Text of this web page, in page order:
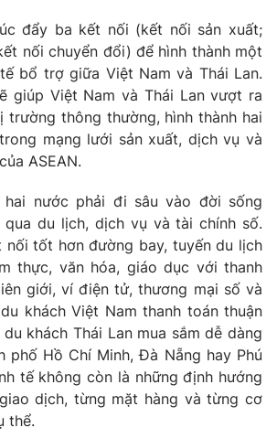
đẩy ba kết nối (kết nối sản xuất;
nối chuyển đổi) để hình thành một
bổ trợ giữa Việt Nam và Thái Lan.
giúp Việt Nam và Thái Lan vượt ra
trường thông thường, hình thành hai
mạng lưới sản xuất, dịch vụ và
ASEAN.
nước phải đi sâu vào đời sống
du lịch, dịch vụ và tài chính số.
nối tốt hơn đường bay, tuyến du lịch
thực, văn hóa, giáo dục với thanh
giới, ví điện tử, thương mại số và
khách Việt Nam thanh toán thuận
khách Thái Lan mua sắm dễ dàng
phố Hồ Chí Minh, Đà Nẵng hay Phú
tế không còn là những định hướng
dịch, từng mặt hàng và từng cơ
thể.